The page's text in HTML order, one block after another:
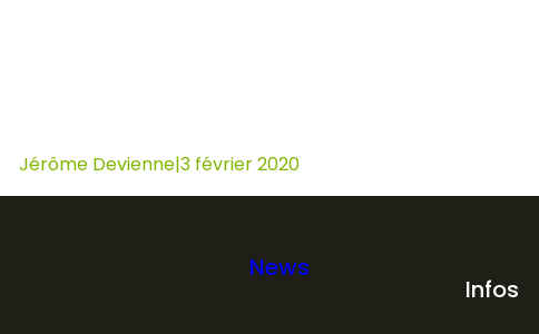
Jérôme Devienne|3 février 2020
News
Infos